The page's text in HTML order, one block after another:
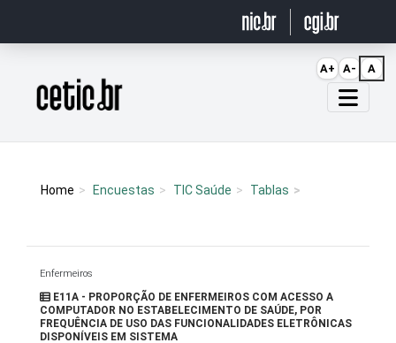
Página inicial
Home Encuestas TIC Saúde Tablas
Enfermeiros
E11A - PROPORÇÃO DE ENFERMEIROS COM ACESSO A
COMPUTADOR NO ESTABELECIMENTO DE SAÚDE, POR
FREQUÊNCIA DE USO DAS FUNCIONALIDADES ELETRÔNICAS
DISPONÍVEIS EM SISTEMA
A+ A- A